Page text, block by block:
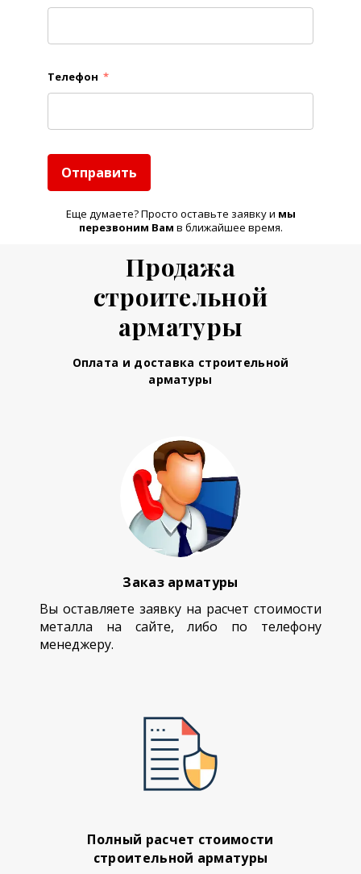
Телефон *
Отправить
Еще думаете? Просто оставьте заявку и мы
перезвоним Вам в ближайшее время.
Продажа
строительной
арматуры
Оплата и доставка строительной
арматуры
Заказ арматуры
Вы оставляете заявку на расчет стоимости
металла на сайте, либо по телефону
менеджеру.
Полный расчет стоимости
строительной арматуры